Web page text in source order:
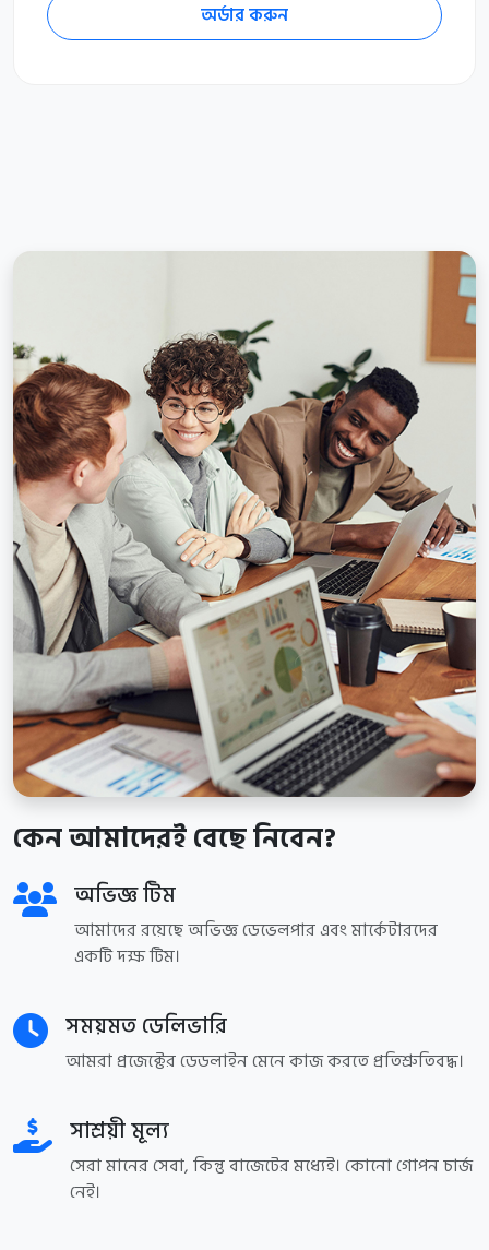
অর্ডার করুন
কেন আমাদেরই বেছে নিবেন?
অভিজ্ঞ টিম
আমাদের রয়েছে অভিজ্ঞ ডেভেলপার এবং মার্কেটারদের
একটি দক্ষ টিম।
সময়মত ডেলিভারি
আমরা প্রজেক্টের ডেডলাইন মেনে কাজ করতে প্রতিশ্রুতিবদ্ধ।
সাশ্রয়ী মূল্য
সেরা মানের সেবা, কিন্তু বাজেটের মধ্যেই। কোনো গোপন চার্জ
নেই।